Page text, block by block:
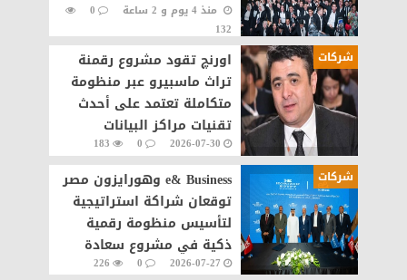
منذ 4 يوم و 2 ساعة
0
132
شركات
اورنچ تقود مشروع رقمنة
تراث ماسبيرو عبر منظومة
متكاملة تعتمد على أحدث
تقنيات مراكز البيانات
والذكاء الاصطناعى
2026-07-30
0
183
شركات
e& Business وهورايزون مصر
توقعان شراكة استراتيجية
لتأسيس منظومة رقمية
ذكية في مشروع سعادة
القاهرة الجديدة
2026-07-27
0
226